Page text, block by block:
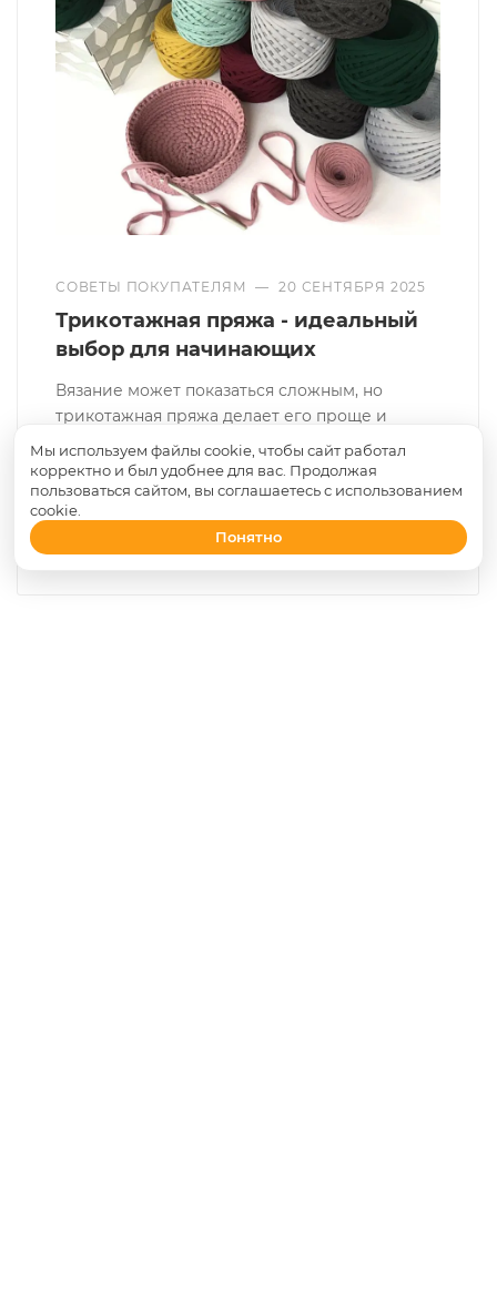
СОВЕТЫ ПОКУПАТЕЛЯМ — 20 СЕНТЯБРЯ 2025
Трикотажная пряжа - идеальный
выбор для начинающих
Вязание может показаться сложным, но
трикотажная пряжа делает его проще и
интереснее. Она подходит для начинающих,
позволяет быстро создавать красивые вещи.
В статье мы расскажем, что такое
трикотажная пряжа, особенности пряжи, а
также предложим идеи для первых проектов.
Мы используем файлы cookie, чтобы сайт работал
корректно и был удобнее для вас. Продолжая
пользоваться сайтом, вы соглашаетесь с использованием
cookie.
Понятно